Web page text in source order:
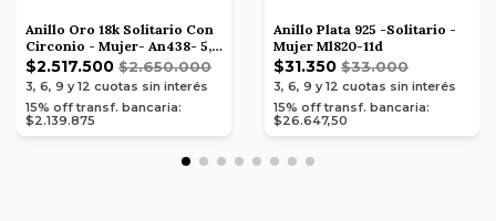
Anillo Oro 18k Solitario Con
Circonio - Mujer- An438- 5,3
Grs
$2.517.500 $2.650.000
3, 6, 9 y 12 cuotas sin interés
15% off transf. bancaria:
$2.139.875
Anillo Plata 925 -Solitario -
Mujer Ml820-11d
$31.350 $33.000
3, 6, 9 y 12 cuotas sin interés
15% off transf. bancaria:
$26.647,50